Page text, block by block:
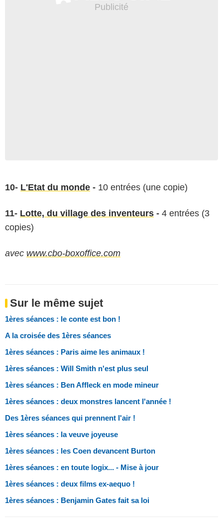
10- L'Etat du monde - 10 entrées (une copie)
11- Lotte, du village des inventeurs - 4 entrées (3
copies)
avec www.cbo-boxoffice.com
Sur le même sujet
1ères séances : le conte est bon !
A la croisée des 1ères séances
1ères séances : Paris aime les animaux !
1ères séances : Will Smith n'est plus seul
1ères séances : Ben Affleck en mode mineur
1ères séances : deux monstres lancent l'année !
Des 1ères séances qui prennent l'air !
1ères séances : la veuve joyeuse
1ères séances : les Coen devancent Burton
1ères séances : en toute logix... - Mise à jour
1ères séances : deux films ex-aequo !
1ères séances : Benjamin Gates fait sa loi